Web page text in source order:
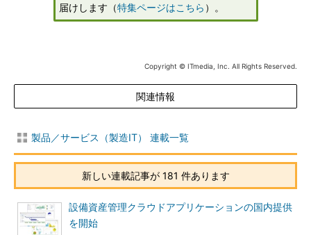
届けします（特集ページはこちら ）。
Copyright © ITmedia, Inc. All Rights Reserved.
関連情報
製品／サービス（製造IT） 連載一覧
新しい連載記事が 181 件あります
設備資産管理クラウドアプリケーションの国内提供
を開始